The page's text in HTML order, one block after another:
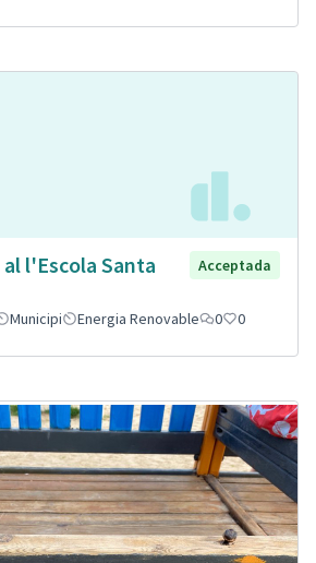
l'Escola Santa
Acceptada
Municipi Energia Renovable 0 0